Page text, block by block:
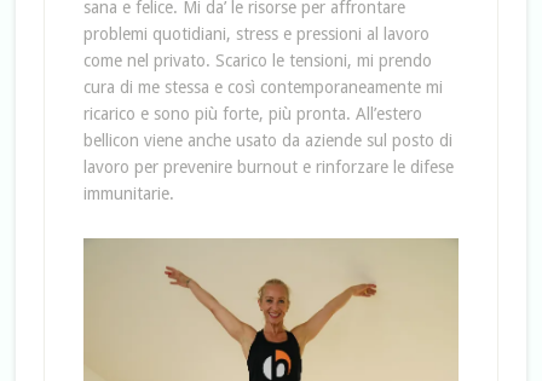
sana e felice. Mi da’ le risorse per affrontare
problemi quotidiani, stress e pressioni al lavoro
come nel privato. Scarico le tensioni, mi prendo
cura di me stessa e così contemporaneamente mi
ricarico e sono più forte, più pronta. All’estero
bellicon viene anche usato da aziende sul posto di
lavoro per prevenire burnout e rinforzare le difese
immunitarie.